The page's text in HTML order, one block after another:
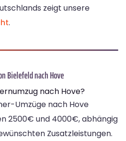
zeigt unsere
.
Bielefeld nach Hove
nach Hove?
Umzüge nach Hove
2500€ und 4000€, abhängig
Zusatzleistungen.